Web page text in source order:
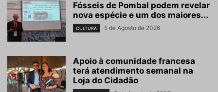
Fósseis de Pombal podem revelar
nova espécie e um dos maiores...
CULTURA 5 de Agosto de 2026
Apoio à comunidade francesa
terá atendimento semanal na
Loja do Cidadão